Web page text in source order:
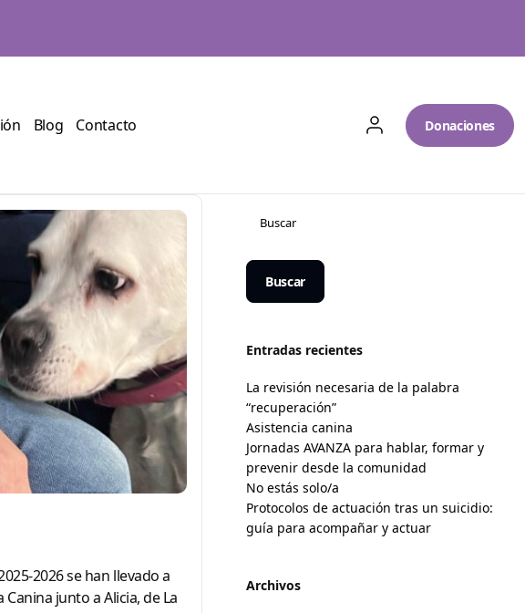
Blog Contacto Donaciones
2026 se han llevado a
junto a Alicia, de La
Buscar
Entradas recientes
La revisión necesaria de la palabra
“recuperación”
Asistencia canina
Jornadas AVANZA para hablar, formar y
prevenir desde la comunidad
No estás solo/a
Protocolos de actuación tras un suicidio:
guía para acompañar y actuar
Archivos